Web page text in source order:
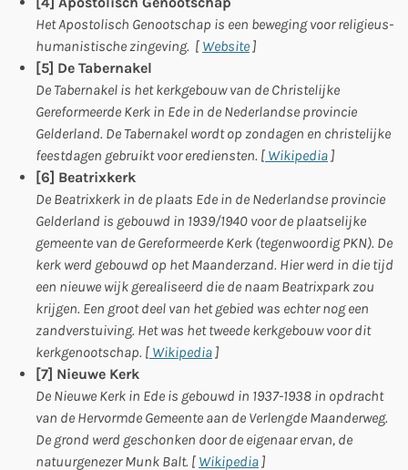
Het Apostolisch Genootschap is een beweging voor religieus-
humanistische zingeving. [ Website ]
[5] De Tabernakel
De Tabernakel is het kerkgebouw van de Christelijke
Gereformeerde Kerk in Ede in de Nederlandse provincie
Gelderland. De Tabernakel wordt op zondagen en christelijke
feestdagen gebruikt voor erediensten. [ Wikipedia ]
[6] Beatrixkerk
De Beatrixkerk in de plaats Ede in de Nederlandse provincie
Gelderland is gebouwd in 1939/1940 voor de plaatselijke
gemeente van de Gereformeerde Kerk (tegenwoordig PKN). De
kerk werd gebouwd op het Maanderzand. Hier werd in die tijd
een nieuwe wijk gerealiseerd die de naam Beatrixpark zou
krijgen. Een groot deel van het gebied was echter nog een
zandverstuiving. Het was het tweede kerkgebouw voor dit
kerkgenootschap. [ Wikipedia ]
[7] Nieuwe Kerk
De Nieuwe Kerk in Ede is gebouwd in 1937-1938 in opdracht
van de Hervormde Gemeente aan de Verlengde Maanderweg.
De grond werd geschonken door de eigenaar ervan, de
natuurgenezer Munk Balt. [ Wikipedia ]